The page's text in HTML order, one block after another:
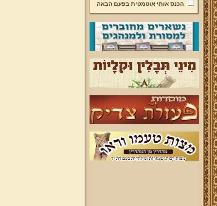
הכנס אותי אוטמטית בפעם הבאה